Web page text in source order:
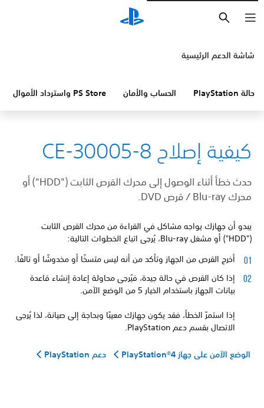
شاشة الدعم الرئيسية
حالة PlayStation الحساب والأمان PS Store واسترداد الأموال
كيفية إصلاح CE-30005-8
حدث خطأ أثناء الوصول إلى محرك القرص الثابت ("HDD") أو
محرك Blu-ray / قرص DVD.
يبدو أن جهازك يواجه مشاكل في القراءة من محرك القرص الثابت
("HDD") أو مشغل Blu-ray، يُرجى اتباع الخطوات التالية:
أخرج القرص من الجهاز وتأكد من أنه ليس متسخًا أو مخدوشًا أو تالفًا.
إذا كان القرص في حالة جيدة، فيُرجى محاولة إعادة إنشاء قاعدة
بيانات الجهاز باستخدام الخيار 5 من الوضع الآمن.
إذا استمرّ الخطأ، فقد يكون جهازك معيبًا وبحاجة إلى صيانة، لذا يُرجى
الاتصال بقسم دعم PlayStation.
الوضع الآمن على جهاز PlayStation®4‎ دعم PlayStation